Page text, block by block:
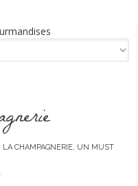
LA CHAMPAGNERIE, UN MUST